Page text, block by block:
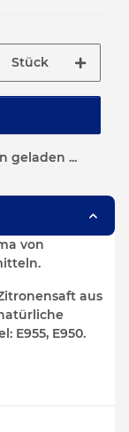
Stück
geladen ...
von
aus
E955, E950.